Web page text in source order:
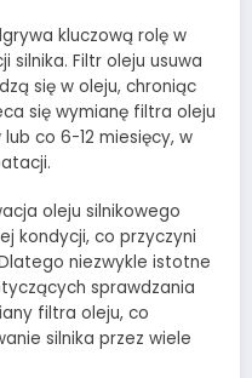
kluczową rolę w
silnika. Filtr oleju usuwa
się w oleju, chroniąc
się wymianę filtra oleju
co 6-12 miesięcy, w
oleju silnikowego
kondycji, co przyczyni
niezwykle istotne
sprawdzania
filtra oleju, co
silnika przez wiele